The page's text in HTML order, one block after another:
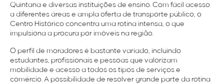
Quintana e diversas instituições de ensino. Com fácil acesso
a diferentes áreas e ampla oferta de transporte público, o
Centro Histórico concentra uma rotina intensa, o que
impulsiona a procura por imóveis na região.
O perfil de moradores é bastante variado, incluindo
estudantes, profissionais e pessoas que valorizam
mobilidade e acesso a todos os tipos de serviços e
comércio. A possibilidade de resolver grande parte da rotina